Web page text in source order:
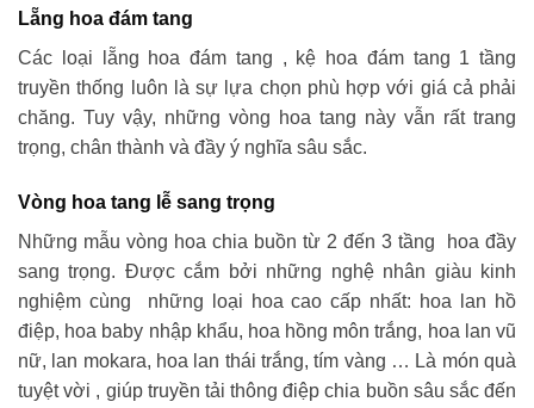
Lẵng hoa đám tang
Các loại lẵng hoa đám tang , kệ hoa đám tang 1 tầng
truyền thống luôn là sự lựa chọn phù hợp với giá cả phải
chăng. Tuy vậy, những vòng hoa tang này vẫn rất trang
trọng, chân thành và đầy ý nghĩa sâu sắc.
Vòng hoa tang lễ sang trọng
Những mẫu vòng hoa chia buồn từ 2 đến 3 tầng hoa đầy
sang trọng. Được cắm bởi những nghệ nhân giàu kinh
nghiệm cùng những loại hoa cao cấp nhất: hoa lan hồ
điệp, hoa baby nhập khẩu, hoa hồng môn trắng, hoa lan vũ
nữ, lan mokara, hoa lan thái trắng, tím vàng … Là món quà
tuyệt vời , giúp truyền tải thông điệp chia buồn sâu sắc đến